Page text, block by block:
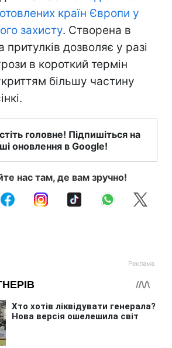
країн Європи у
захисту. Створена в
притулків дозволяє у разі
в короткий термін
більшу частину
головне! Підпишіться на
оновлення в Google!
нас там, де вам зручно!